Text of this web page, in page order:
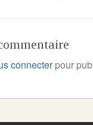
connecterpour